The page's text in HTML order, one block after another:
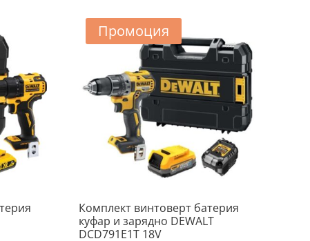
Промоция
Комплект винтоверт батерия
куфар и зарядно DEWALT
DCD791E1T 18V